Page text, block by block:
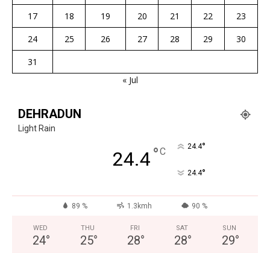
17
18 19 20 21 22
23
24
25 26 27 28 29
30
31
« Jul
DEHRADUN
Light Rain
24.4°C 24.4°
24.4°
89 % 1.3kmh 90 %
WED
24°
THU
25°
FRI
28°
SAT
28°
SUN
29°